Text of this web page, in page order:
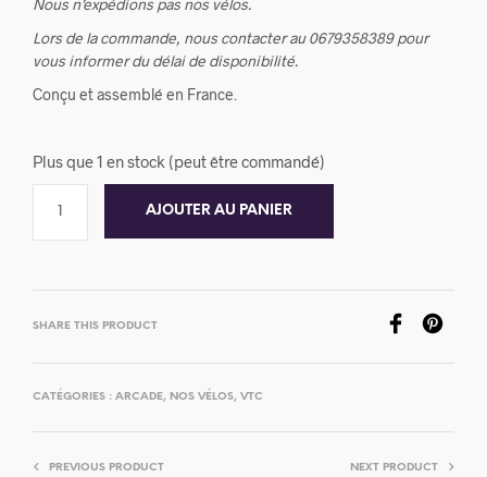
Nous n’expédions pas nos vélos.
Lors de la commande, nous contacter au 0679358389 pour
vous informer du délai de disponibilité.
Conçu et assemblé en France.
Plus que 1 en stock (peut être commandé)
AJOUTER AU PANIER
SHARE THIS PRODUCT
CATÉGORIES : ARCADE, NOS VÉLOS, VTC
PREVIOUS PRODUCT NEXT PRODUCT